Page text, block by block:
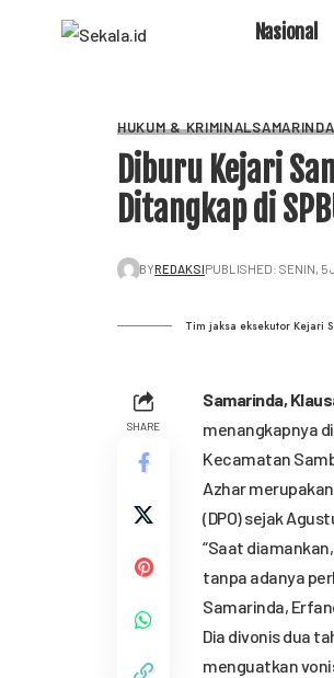
Nasional
HUKUM & KRIMINALSAMARINDA
Diburu Kejari
Ditangkap di
BYREDAKSIPUBLISHED: SENIN, 5
Tim jaksa eksekutor Kejari
SHARE
Samarinda,
menangkapnya
Kecamatan
Azhar
(DPO) sejak
“Saat
tanpa adanya
Samarinda,
Dia divonis dua
menguatkan